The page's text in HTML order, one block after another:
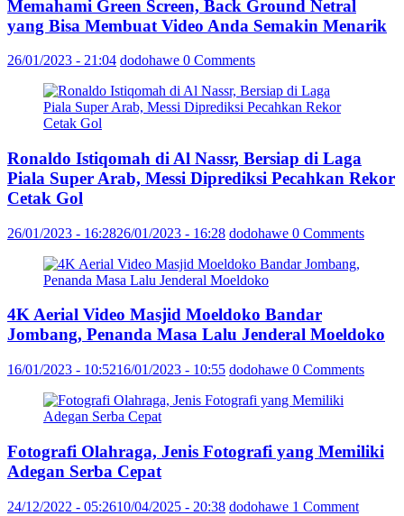
Memahami Green Screen, Back Ground Netral
yang Bisa Membuat Video Anda Semakin Menarik
26/01/2023 - 21:04 dodohawe 0 Comments
Ronaldo Istiqomah di Al Nassr, Bersiap di Laga
Piala Super Arab, Messi Diprediksi Pecahkan Rekor
Cetak Gol
26/01/2023 - 16:2826/01/2023 - 16:28 dodohawe 0 Comments
4K Aerial Video Masjid Moeldoko Bandar
Jombang, Penanda Masa Lalu Jenderal Moeldoko
16/01/2023 - 10:5216/01/2023 - 10:55 dodohawe 0 Comments
Fotografi Olahraga, Jenis Fotografi yang Memiliki
Adegan Serba Cepat
24/12/2022 - 05:2610/04/2025 - 20:38 dodohawe 1 Comment